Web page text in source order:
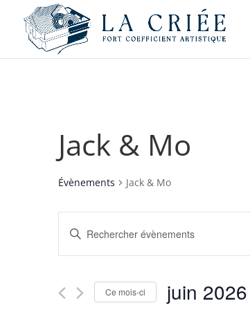
Jack & Mo
Évènements Jack & Mo
Recherche
et
navigation
vues
Saisir
clé.
ÉvènementsCe mois-ci juin 2026